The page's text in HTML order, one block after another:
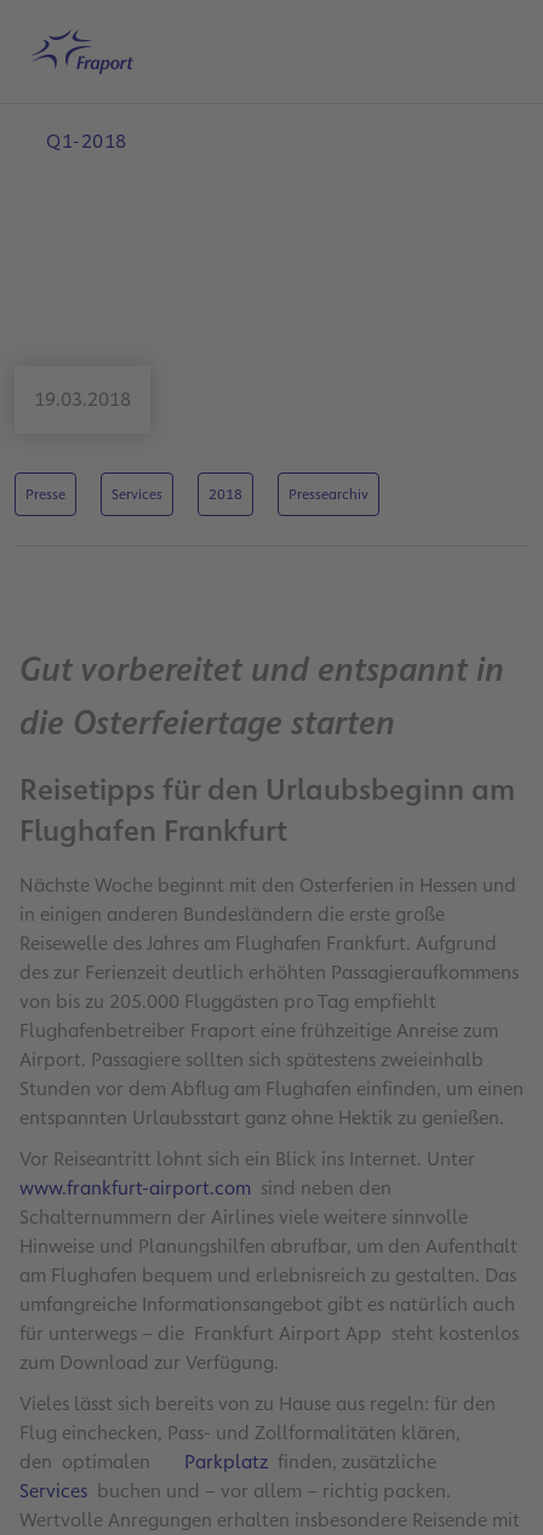
Startseite
Q1-2018
19.03.2018
Presse Services 2018 Pressearchiv
Gut vorbereitet und entspannt in
die Osterfeiertage starten
Reisetipps für den Urlaubsbeginn am
Flughafen Frankfurt
Nächste Woche beginnt mit den Osterferien in Hessen und
in einigen anderen Bundesländern die erste große
Reisewelle des Jahres am Flughafen Frankfurt. Aufgrund
des zur Ferienzeit deutlich erhöhten Passagieraufkommens
von bis zu 205.000 Fluggästen pro Tag empfiehlt
Flughafenbetreiber Fraport eine frühzeitige Anreise zum
Airport. Passagiere sollten sich spätestens zweieinhalb
Stunden vor dem Abflug am Flughafen einfinden, um einen
entspannten Urlaubsstart ganz ohne Hektik zu genießen.
Vor Reiseantritt lohnt sich ein Blick ins Internet. Unter
www.frankfurt-airport.com sind neben den
Schalternummern der Airlines viele weitere sinnvolle
Hinweise und Planungshilfen abrufbar, um den Aufenthalt
am Flughafen bequem und erlebnisreich zu gestalten. Das
umfangreiche Informationsangebot gibt es natürlich auch
für unterwegs – die Frankfurt Airport App steht kostenlos
zum Download zur Verfügung.
Vieles lässt sich bereits von zu Hause aus regeln: für den
Flug einchecken, Pass- und Zollformalitäten klären,
den optimalen
Parkplatz finden, zusätzliche
Services buchen und – vor allem – richtig packen.
Wertvolle Anregungen erhalten insbesondere Reisende mit